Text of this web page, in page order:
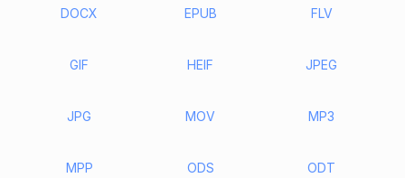
DOCX EPUB FLV
GIF HEIF JPEG
JPG MOV MP3
MPP ODS ODT